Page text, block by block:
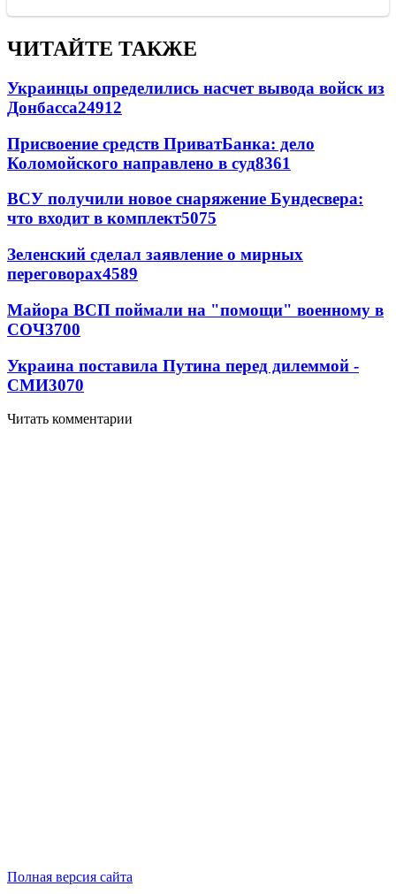
ЧИТАЙТЕ ТАКЖЕ
Украинцы определились насчет вывода войск из
Донбасса24912
Присвоение средств ПриватБанка: дело
Коломойского направлено в суд8361
ВСУ получили новое снаряжение Бундесвера:
что входит в комплект5075
Зеленский сделал заявление о мирных
переговорах4589
Майора ВСП поймали на "помощи" военному в
СОЧ3700
Украина поставила Путина перед дилеммой -
СМИ3070
Читать комментарии
Полная версия сайта